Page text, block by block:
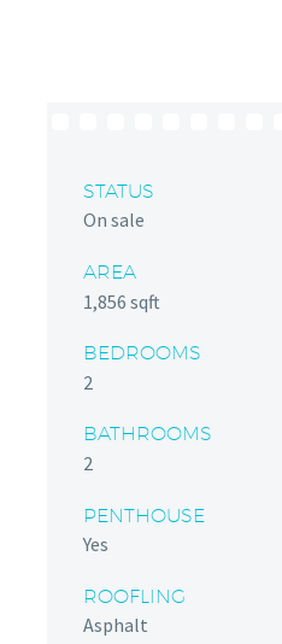
STATUS
On sale
AREA
1,856 sqft
BEDROOMS
2
BATHROOMS
2
PENTHOUSE
Yes
ROOFLING
Asphalt